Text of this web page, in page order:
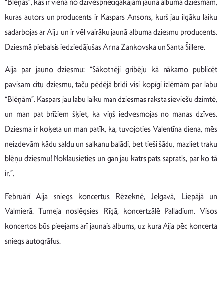
“Blēņas”, kas ir viena no dzīvespriecīgākajām jaunā albuma dziesmām,
kuras autors un producents ir Kaspars Ansons, kurš jau ilgāku laiku
sadarbojas ar Aiju un ir vēl vairāku jaunā albuma dziesmu producents.
Dziesmā piebalsis iedziedājušas Anna Zankovska un Santa Šillere.
Aija par jauno dziesmu: “Sākotnēji gribēju kā nākamo publicēt
pavisam citu dziesmu, taču pēdējā brīdi visi kopīgi izlēmām par labu
“Blēņām”. Kaspars jau labu laiku man dziesmas raksta sieviešu dzimtē,
un man pat brīžiem šķiet, ka viņš iedvesmojas no manas dzīves.
Dziesma ir koķeta un man patīk, ka, tuvojoties Valentīna diena, mēs
neizdevām kādu saldu un salkanu balādi, bet tieši šādu, mazliet traku
blēņu dziesmu! Noklausieties un gan jau katrs pats sapratīs, par ko tā
ir.”.
Februārī Aija sniegs koncertus Rēzeknē, Jelgavā, Liepājā un
Valmierā. Turneja noslēgsies Rīgā, koncertzālē Palladium. Visos
koncertos būs pieejams arī jaunais albums, uz kura Aija pēc koncerta
sniegs autogrāfus.